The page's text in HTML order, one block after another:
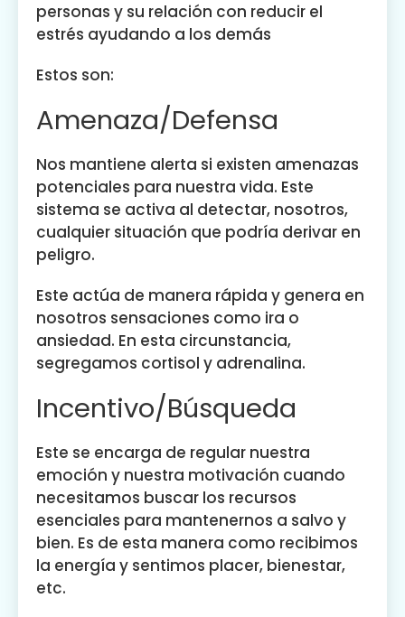
personas y su relación con reducir el
estrés ayudando a los demás
Estos son:
Amenaza/Defensa
Nos mantiene alerta si existen amenazas
potenciales para nuestra vida. Este
sistema se activa al detectar, nosotros,
cualquier situación que podría derivar en
peligro.
Este actúa de manera rápida y genera en
nosotros sensaciones como ira o
ansiedad. En esta circunstancia,
segregamos cortisol y adrenalina.
Incentivo/Búsqueda
Este se encarga de regular nuestra
emoción y nuestra motivación cuando
necesitamos buscar los recursos
esenciales para mantenernos a salvo y
bien. Es de esta manera como recibimos
la energía y sentimos placer, bienestar,
etc.